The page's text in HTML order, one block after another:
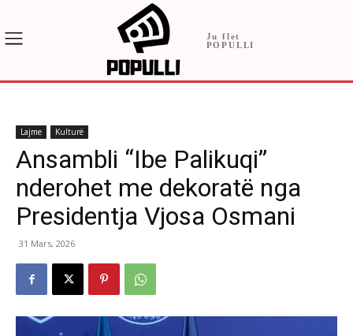
Ju flet
POPULLI
Lajme Kulturë
Ansambli “Ibe Palikuqi”
nderohet me dekoratë nga
Presidentja Vjosa Osmani
31 Mars, 2026